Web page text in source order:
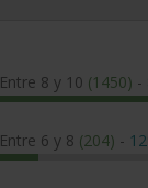
Entre 8 y 10 (1450) -
Entre 6 y 8 (204) -